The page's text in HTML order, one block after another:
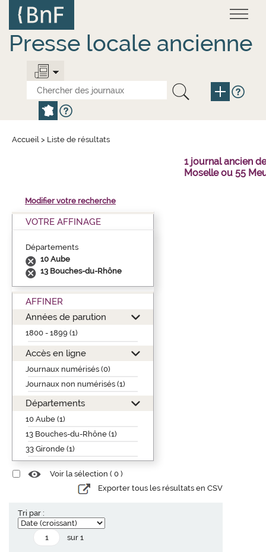
contenu
principal
Presse locale ancienne
Accueil > Liste de résultats
1 journal ancien
Moselle ou 55
Modifier votre recherche
VOTRE AFFINAGE
Départements
10 Aube
13 Bouches-du-Rhône
AFFINER
Années de parution
1800 - 1899 (1)
Accès en ligne
Journaux numérisés (0)
Journaux non numérisés (1)
Départements
10 Aube (1)
13 Bouches-du-Rhône (1)
33 Gironde (1)
Voir la sélection ( 0 )
Exporter tous les résultats en CSV
Tri par :
sur 1
Panneau de gestion des cookies